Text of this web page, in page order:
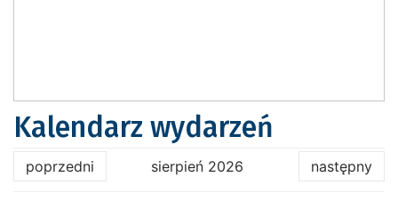
Kalendarz wydarzeń
poprzedni sierpień 2026 następny